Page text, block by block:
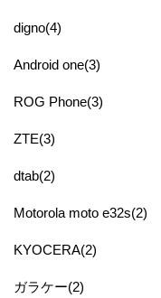
digno(4)
Android one(3)
ROG Phone(3)
ZTE(3)
dtab(2)
Motorola moto e32s(2)
KYOCERA(2)
ガラケー(2)